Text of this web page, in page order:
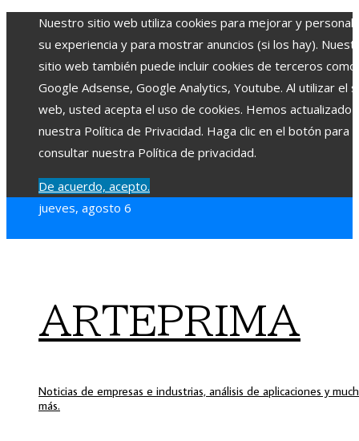
Nuestro sitio web utiliza cookies para mejorar y
su experiencia y para mostrar anuncios (si los hay).
sitio web también puede incluir cookies de terceros como
Google Adsense, Google Analytics, Youtube. Al utilizar el
web, usted acepta el uso de cookies. Hemos actualizado
nuestra Política de Privacidad. Haga clic en el botón para
consultar nuestra Política de privacidad.
De acuerdo, acepto.
jueves, agosto 6
ARTEPRIMA
Noticias de empresas e industrias, análisis de aplicaciones y
más.